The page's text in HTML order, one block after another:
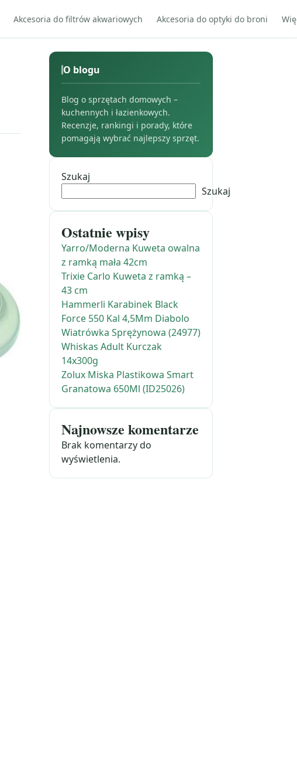
Akcesoria do filtrów akwariowych Akcesoria do optyki do broni
O blogu
Blog o sprzętach domowych –
kuchennych i łazienkowych.
Recenzje, rankingi i porady, które
pomagają wybrać najlepszy sprzęt.
Szukaj
Szukaj
Ostatnie wpisy
Yarro/Moderna Kuweta owalna
z ramką mała 42cm
Trixie Carlo Kuweta z ramką –
43 cm
Hammerli Karabinek Black
Force 550 Kal 4,5Mm Diabolo
Wiatrówka Sprężynowa (24977)
Whiskas Adult Kurczak
14x300g
Zolux Miska Plastikowa Smart
Granatowa 650Ml (ID25026)
Najnowsze komentarze
Brak komentarzy do
wyświetlenia.